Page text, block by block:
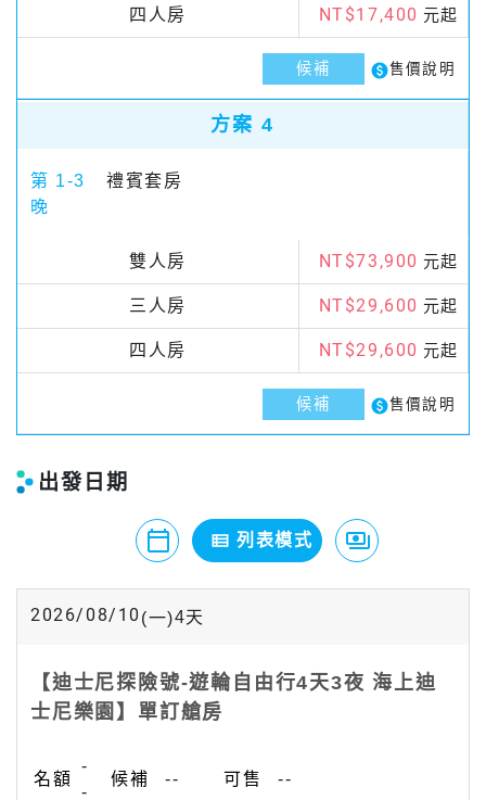
出發日期
calendar_today
月曆模式
view_list
列表模式 payments
價格模式
2026/08/10 (一)4天
【迪士尼探險號-遊輪自由行4天3夜 海上迪
士尼樂園】單訂艙房
-
-
-- --
四人房 NT$17,400 元起
候補 paid售價說明
方案 4
第 1-3
晚
禮賓套房
雙人房 NT$73,900 元起
三人房 NT$29,600 元起
四人房 NT$29,600 元起
候補 paid售價說明